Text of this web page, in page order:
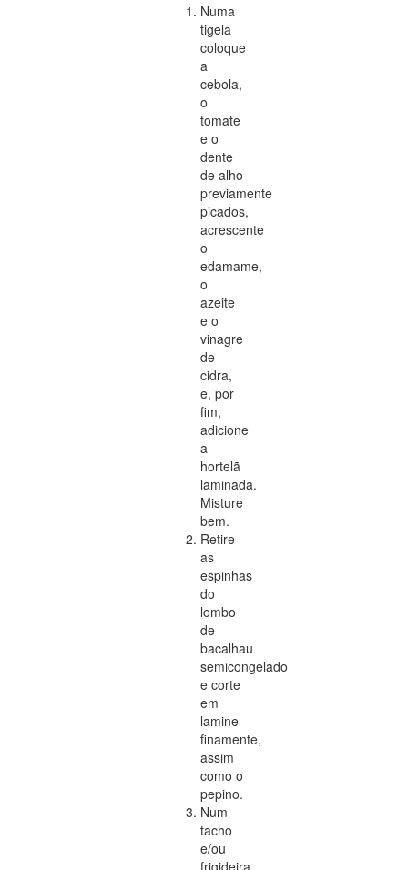
Numa
tigela
coloque
a
cebola,
o
tomate
e o
dente
de alho
previamente
picados,
acrescente
o
edamame,
o
azeite
e o
vinagre
de
cidra,
e, por
fim,
adicione
a
hortelã
laminada.
Misture
bem.
Retire
as
espinhas
do
lombo
de
bacalhau
semicongelado
e corte
em
lamine
finamente,
assim
como o
pepino.
Num
tacho
e/ou
frigideira